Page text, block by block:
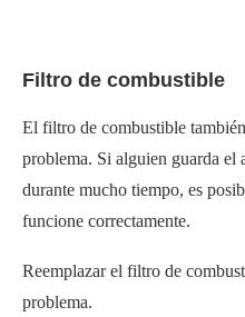
Filtro de combustible
El filtro de combustible
problema. Si alguien guarda el
durante mucho tiempo, es
funcione correctamente.
Reemplazar el filtro de
problema.